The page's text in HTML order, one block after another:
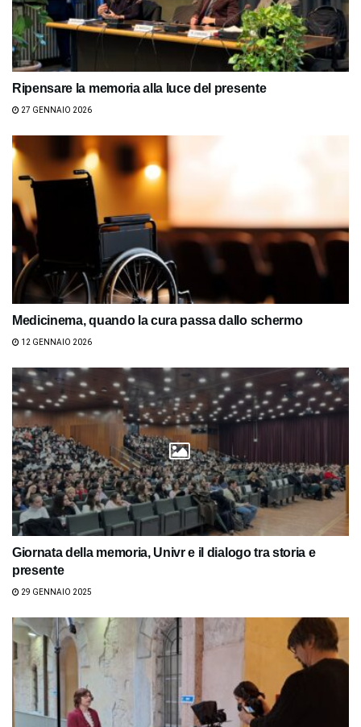
Ripensare la memoria alla luce del presente
27 GENNAIO 2026
Medicinema, quando la cura passa dallo schermo
12 GENNAIO 2026
Giornata della memoria, Univr e il dialogo tra storia e
presente
29 GENNAIO 2025